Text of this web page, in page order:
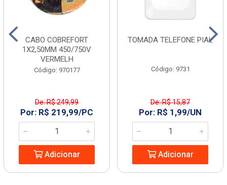
CABO COBREFORT
1X2,50MM 450/750V
VERMELH
Código: 970177
De: R$ 249,99
Por: R$ 219,99/PC
Adicionar
TOMADA TELEFONE PIAL
Código: 9731
De: R$ 15,87
Por: R$ 1,99/UN
Adicionar